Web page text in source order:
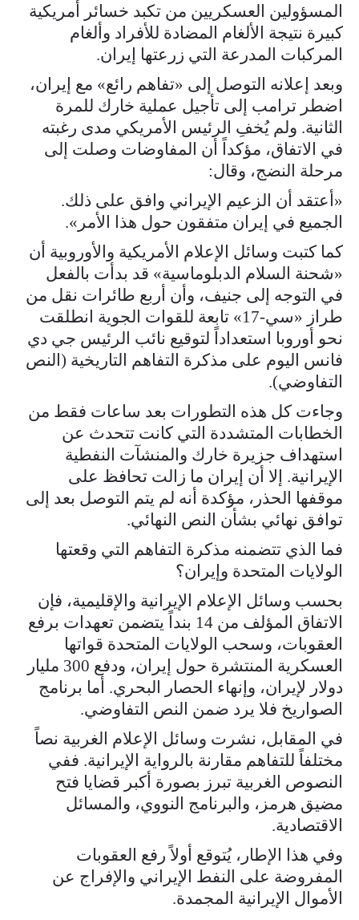
المسؤولين العسكريين من تكبد خسائر أمريكية
كبيرة نتيجة الألغام المضادة للأفراد وألغام
المركبات المدرعة التي زرعتها إيران.
وبعد إعلانه التوصل إلى «تفاهم رائع» مع إيران،
اضطر ترامب إلى تأجيل عملية خارك للمرة
الثانية. ولم يُخفِ الرئيس الأمريكي مدى رغبته
في الاتفاق، مؤكداً أن المفاوضات وصلت إلى
مرحلة النضج، وقال:
«أعتقد أن الزعيم الإيراني وافق على ذلك.
الجميع في إيران متفقون حول هذا الأمر».
كما كتبت وسائل الإعلام الأمريكية والأوروبية أن
«شحنة السلام الدبلوماسية» قد بدأت بالفعل
في التوجه إلى جنيف، وأن أربع طائرات نقل من
طراز «سي-17» تابعة للقوات الجوية انطلقت
نحو أوروبا استعداداً لتوقيع نائب الرئيس جي دي
فانس اليوم على مذكرة التفاهم التاريخية (النص
التفاوضي).
وجاءت كل هذه التطورات بعد ساعات فقط من
الخطابات المتشددة التي كانت تتحدث عن
استهداف جزيرة خارك والمنشآت النفطية
الإيرانية. إلا أن إيران ما زالت تحافظ على
موقفها الحذر، مؤكدة أنه لم يتم التوصل بعد إلى
توافق نهائي بشأن النص النهائي.
فما الذي تتضمنه مذكرة التفاهم التي وقعتها
الولايات المتحدة وإيران؟
بحسب وسائل الإعلام الإيرانية والإقليمية، فإن
الاتفاق المؤلف من 14 بنداً يتضمن تعهدات برفع
العقوبات، وسحب الولايات المتحدة قواتها
العسكرية المنتشرة حول إيران، ودفع 300 مليار
دولار لإيران، وإنهاء الحصار البحري. أما برنامج
الصواريخ فلا يرد ضمن النص التفاوضي.
في المقابل، نشرت وسائل الإعلام الغربية نصاً
مختلفاً للتفاهم مقارنة بالرواية الإيرانية. ففي
النصوص الغربية تبرز بصورة أكبر قضايا فتح
مضيق هرمز، والبرنامج النووي، والمسائل
الاقتصادية.
وفي هذا الإطار، يُتوقع أولاً رفع العقوبات
المفروضة على النفط الإيراني والإفراج عن
الأموال الإيرانية المجمدة.